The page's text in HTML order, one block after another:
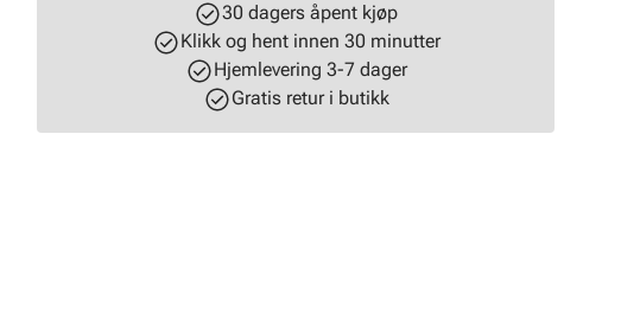
30 dagers åpent kjøp
Klikk og hent innen 30 minutter
Hjemlevering 3-7 dager
Gratis retur i butikk